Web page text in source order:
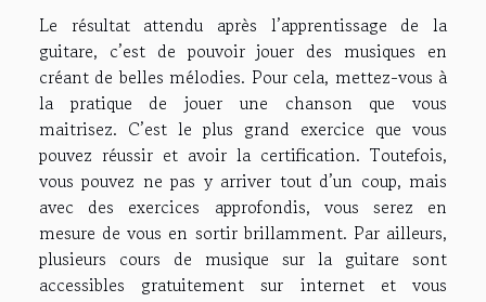
Le résultat attendu après l’apprentissage de la
guitare, c’est de pouvoir jouer des musiques en
créant de belles mélodies. Pour cela, mettez-vous à
la pratique de jouer une chanson que vous
maitrisez. C’est le plus grand exercice que vous
pouvez réussir et avoir la certification. Toutefois,
vous pouvez ne pas y arriver tout d’un coup, mais
avec des exercices approfondis, vous serez en
mesure de vous en sortir brillamment. Par ailleurs,
plusieurs cours de musique sur la guitare sont
accessibles gratuitement sur internet et vous